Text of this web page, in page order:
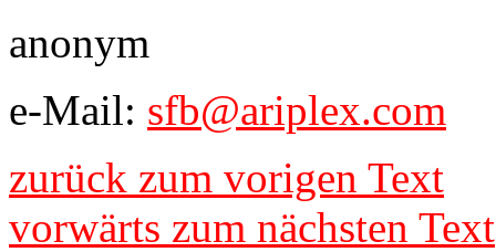
anonym
e-Mail: sfb@ariplex.com
zurück zum vorigen Text
vorwärts zum nächsten Text